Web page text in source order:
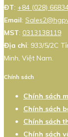
ĐT: +84 (028)
Email:
MST: 0313138119
Địa chỉ: 933/5/2C
Minh, Việt Nam.
Chính sách
Chính sách
Chính sách
Chính sách
Chính sách